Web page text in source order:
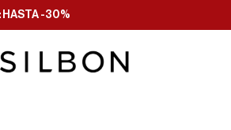
HASTA -30%